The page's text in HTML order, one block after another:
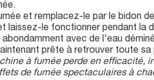
et remplacez-le par le bidon
laissez-le fonctionner pendant la
avec de l'eau
prête à retrouver toute sa
à fumée perde en efficacité,
de fumée spectaculaires à